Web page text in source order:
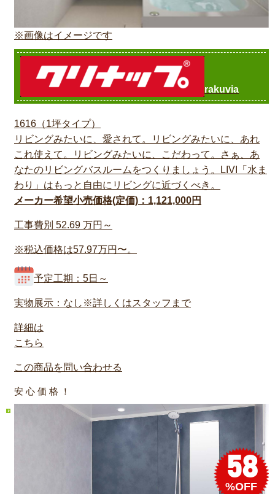
※画像はイメージです
rakuvia
1616（1坪タイプ）
リビングみたいに、愛されて。リビングみたいに、あれ
これ使えて。リビングみたいに、こだわって。さぁ、あ
なたのリビングバスルームをつくりましょう。LIVI「水ま
わり」はもっと自由にリビングに近づくべき。
メーカー希望小売価格(定価)：1,121,000円
工事費別 52.69 万円～
※税込価格は57.97万円〜。
予定工期：5日～
実物展示：なし※詳しくはスタッフまで
詳細は
こちら
この商品を問い合わせる
安 心 価 格 ！
58
%OFF